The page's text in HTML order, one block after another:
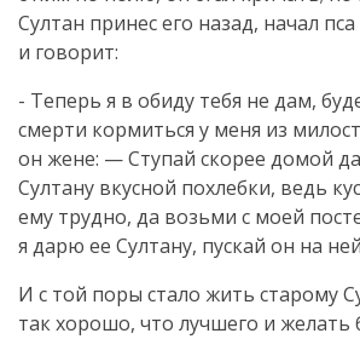
Султан принес его назад, начал
и говорит:
- Теперь я в обиду тебя не дам,
смерти кормиться у меня из
он жене: — Ступай скорее домой
Султану вкусной похлебки, ведь
ему трудно, да возьми с моей
я дарю ее Султану, пускай он на
И с той поры стало жить старому
так хорошо, что лучшего и желать